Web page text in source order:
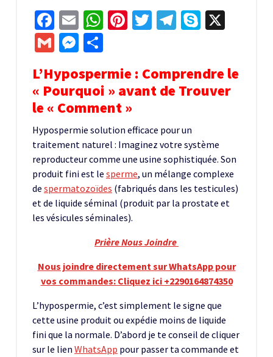
Facebook
EmailWhatsApp
Pinterest
Twitter
Telegram
Skype
GmailMessenger
L’Hypospermie : Comprendre le
« Pourquoi » avant de Trouver
le « Comment »
Hypospermie solution efficace pour un
traitement naturel : Imaginez votre système
reproducteur comme une usine sophistiquée. Son
produit fini est le sperme, un mélange complexe
de spermatozoïdes (fabriqués dans les testicules)
et de liquide séminal (produit par la prostate et
les vésicules séminales).
Prière Nous Joindre
Nous joindre directement sur WhatsApp pour
vos commandes: Cliquez ici +2290164874350
L’hypospermie, c’est simplement le signe que
cette usine produit ou expédie moins de liquide
fini que la normale. D’abord je te conseil de cliquer
sur le lien WhatsApp pour passer ta commande et